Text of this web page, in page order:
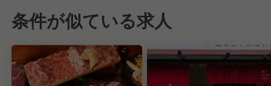
条件が似ている求人